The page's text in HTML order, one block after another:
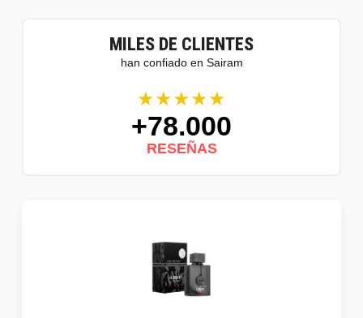
MILES DE CLIENTES
han confiado en Sairam
★★★★★
+78.000
RESEÑAS